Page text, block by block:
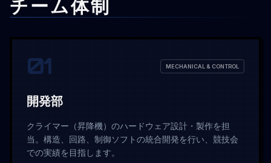
チーム体制
01 MECHANICAL & CONTROL
開発部
クライマー（昇降機）のハードウェア設計・製作を担
当。構造、回路、制御ソフトの統合開発を行い、競技会
での実績を目指します。